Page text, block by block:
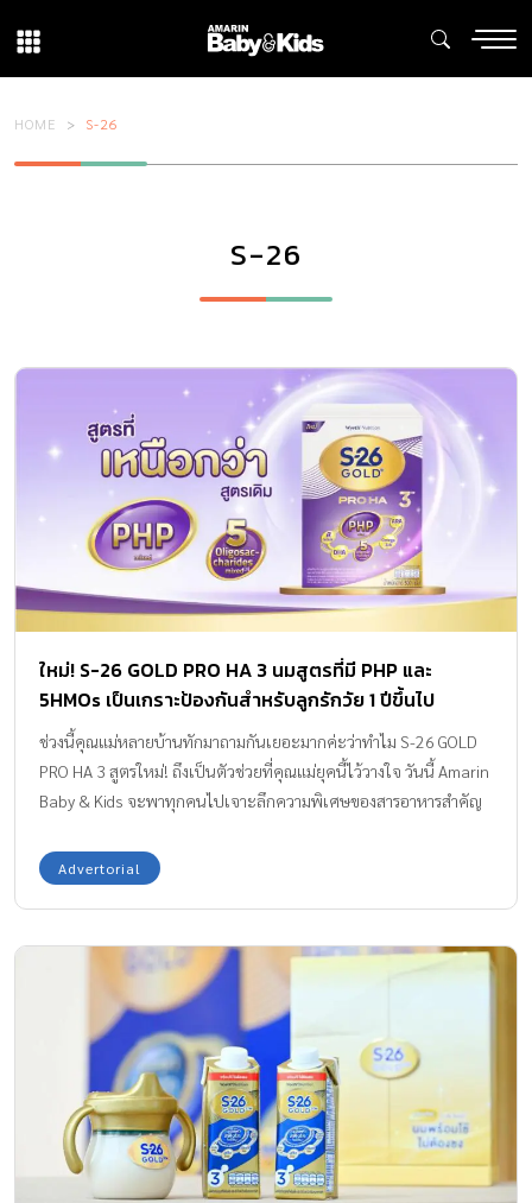
HOME S-26
S-26
ใหม่! S-26 GOLD PRO HA 3 นมสูตรที่มี PHP และ
5HMOs เป็นเกราะป้องกันสำหรับลูกรักวัย 1 ปีขึ้นไป
ช่วงนี้คุณแม่หลายบ้านทักมาถามกันเยอะมากค่ะว่าทำไม S-26 GOLD
PRO HA 3 สูตรใหม่! ถึงเป็นตัวช่วยที่คุณแม่ยุคนี้ไว้วางใจ วันนี้ Amarin
Baby & Kids จะพาทุกคนไปเจาะลึกความพิเศษของสารอาหารสำคัญ
ให้ลูกน้อยกันค่ะ เพราะเด็กวัย 1 ปีขึ้นไป เป็นวัยแห่งการเรียนรู้ที่กำลัง
น่ารักและชอบออกไปลุยเพื่อเจอสิ่งใหม่ๆ รอบตัวในทุกวันเลยค่ะ แต่
ว่าแอบเป็นห่วงและกังวลกับสิ่งแวดล้อมภายนอก ทั้งสภาพอากาศที่
เปลี่ยนแปลงบ่อยและฝุ่นละอองต่างๆ ที่อาจเป็นตัวกระตุ้นทำให้ลูกรัก
เกิดอาการภูมิแพ้ได้ง่าย เราจึงอยากแนะนำว่าการเตรียมความพร้อม
ด้านโภชนาการเพื่อสร้างเกราะป้องกันให้ร่างกายของเขาแข็งแรงจาก
ภายใน เป็นสิ่งสำคัญที่คุณแม่ไม่ควรมองข้าม เพื่อให้ลูกน้อยพร้อมออก
ไปสนุกได้อย่างเต็มที่ค่ะ ใหม่ S-26 GOLD PRO HA 3 กล่องนี้โดดเด่น
ด้วยการคัดสรรสารอาหารสำคัญที่เป็นหัวใจหลักในการช่วยดูแลและลด
ความเสี่ยงภูมิแพ้ PHP (Partially Hydrolyzed Protein): เวย์โปรตีนที่
ผ่านกระบวนการย่อยบางส่วน ทำให้ร่างกายของลูกน้อยดูดซึมสาร
Advertorial